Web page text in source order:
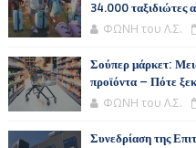
34.000 ταξιδιώτες
ΦΩΝΗ του Λ.Σ.
Σούπερ μάρκετ:
προϊόντα – Πότε
ΦΩΝΗ του Λ.Σ.
Συνεδρίαση της